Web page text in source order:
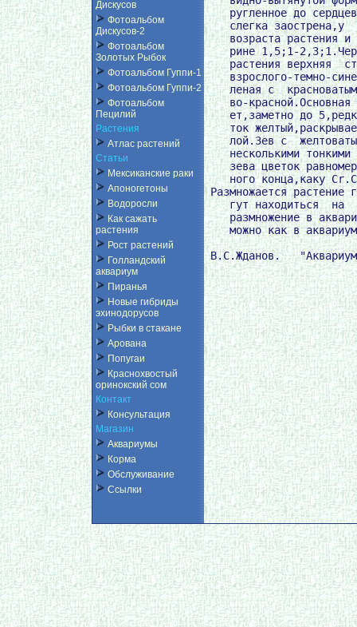
Дискусов
Фотоальбом
Дискусов-2
Фотоальбом
Золотых Рыбок
Фотоальбом Гуппи-1
Фотоальбом Гуппи-2
Фотоальбом
Пецилий
Растения
Атлас растений
Статьи
Мексиканские раки
Апоногетоны
Водоросли
Как сажать
растения
Рост растений
Голландский
аквариум
Пиранья
Новые гибриды
эхинодорусов
Рыбки в стакане
Арована
Попугаи
Краснохвостый
оринокский сом
Контакт
Консультация
Магазин
Аквариумы
Корма
Обслуживание
Ссылки
ругленное до
слегка заострена,у
возраста растения и
рине 1,5;1-
растения верхняя
взрослого-темно-
леная с
во-красной.Основная
ет,заметно до
ток
лой.Зев с
несколькими тонкими
зева цветок
ного конца,каку
Размножается растение
гут находиться  на
размножение в
можно как в